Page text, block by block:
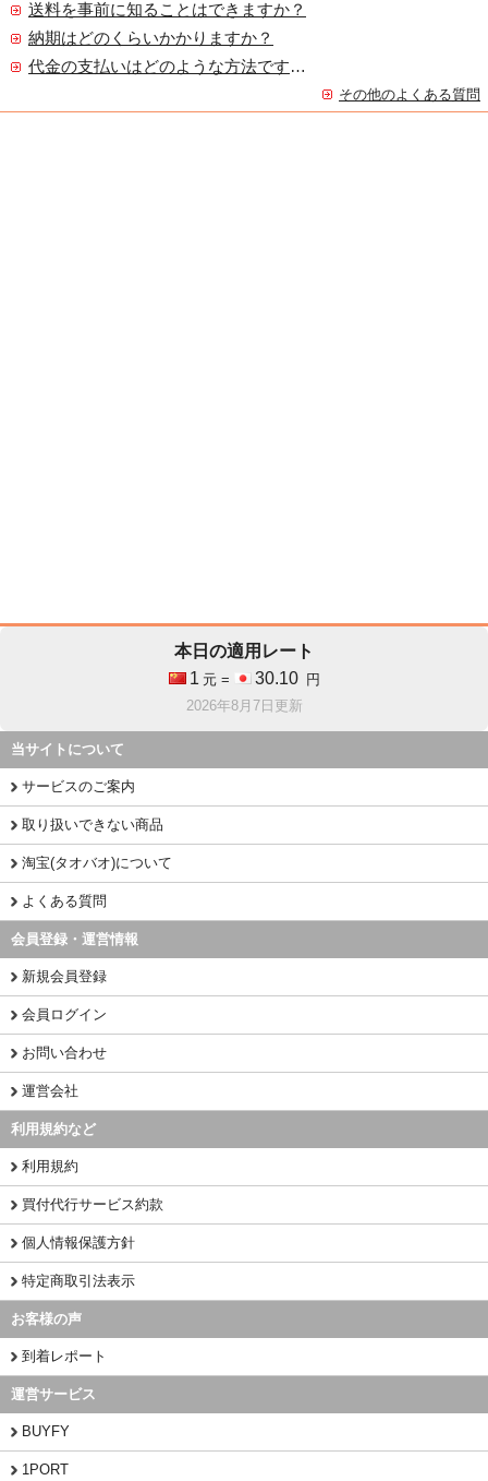
送料を事前に知ることはできますか？
納期はどのくらいかかりますか？
代金の支払いはどのような方法ですか？
その他のよくある質問
本日の適用レート
1 元 = 30.10
円
2026年8月7日更新
当サイトについて
サービスのご案内
取り扱いできない商品
淘宝(タオバオ)について
よくある質問
会員登録・運営情報
新規会員登録
会員ログイン
お問い合わせ
運営会社
利用規約など
利用規約
買付代行サービス約款
個人情報保護方針
特定商取引法表示
お客様の声
到着レポート
運営サービス
BUYFY
1PORT